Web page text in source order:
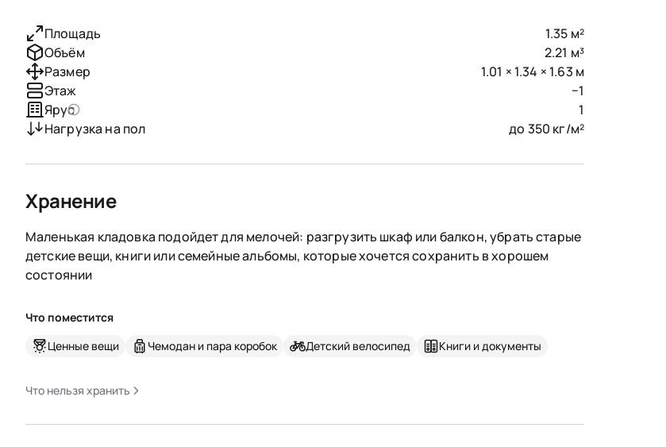
Площадь
1.35 м²
Объём
2.21 м³
Размер
1.01 × 1.34 × 1.63 м
Этаж
−1
Ярус
1
Нагрузка на пол
до 350 кг/м²
Хранение
Маленькая кладовка подойдет для мелочей: разгрузить шкаф или балкон, убрать старые
детские вещи, книги или семейные альбомы, которые хочется сохранить в хорошем
состоянии
Что поместится
Ценные вещи
Чемодан и пара коробок Детский велосипед Книги и документы
Что нельзя хранить